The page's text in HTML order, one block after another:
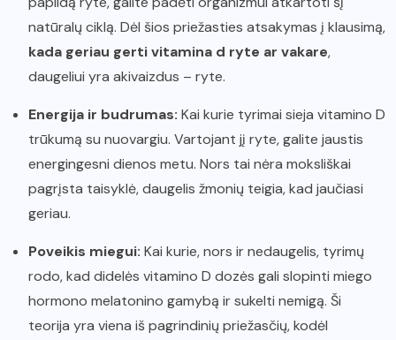
natūralų ciklą. Dėl šios priežasties atsakymas į klausimą,
kada geriau gerti vitamina d ryte ar vakare,
daugeliui yra akivaizdus – ryte.
Energija ir budrumas: Kai kurie tyrimai sieja vitamino D
trūkumą su nuovargiu. Vartojant jį ryte, galite jaustis
energingesni dienos metu. Nors tai nėra moksliškai
pagrįsta taisyklė, daugelis žmonių teigia, kad jaučiasi
geriau.
Poveikis miegui: Kai kurie, nors ir nedaugelis, tyrimų
rodo, kad didelės vitamino D dozės gali slopinti miego
hormono melatonino gamybą ir sukelti nemigą. Ši
teorija yra viena iš pagrindinių priežasčių, kodėl